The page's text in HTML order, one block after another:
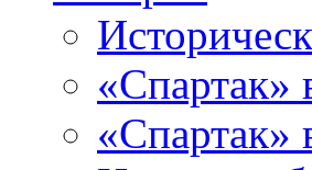
«Спартак»
«Спартак»